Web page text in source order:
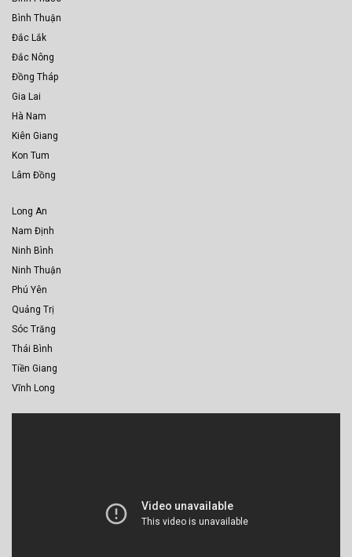
Bình Thuận
Đắc Lắk
Đắc Nông
Đồng Tháp
Gia Lai
Hà Nam
Kiên Giang
Kon Tum
Lâm Đồng
Long An
Nam Định
Ninh Bình
Ninh Thuận
Phú Yên
Quảng Trị
Sóc Trăng
Thái Bình
Tiền Giang
Vĩnh Long